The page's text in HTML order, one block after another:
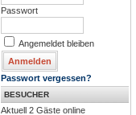
Passwort
Angemeldet bleiben
Passwort vergessen?
BESUCHER
Aktuell 2 Gäste online